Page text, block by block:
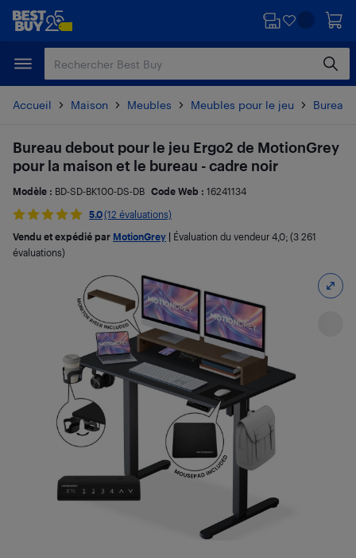
Passer
principal
Passer
Accueil Maison Meubles Meubles pour le jeu
Bureau debout pour le jeu Ergo2 de MotionGrey
pour la maison et le bureau - cadre noir
Modèle : BD-SD-BK100-DS-DB Code Web : 16241134
5.0(12 évaluations)
Vendu et expédié par MotionGrey Évaluation du vendeur 4,0; (3 261
évaluations)